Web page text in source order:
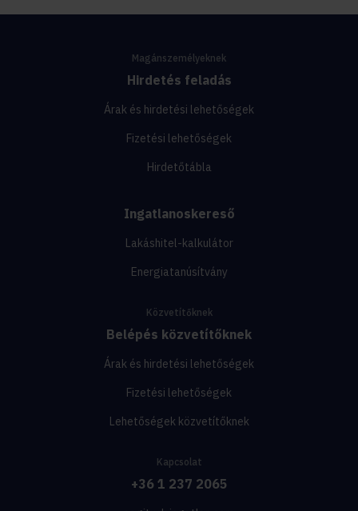
Magánszemélyeknek
Hirdetés feladás
Árak és hirdetési lehetőségek
Fizetési lehetőségek
Hirdetőtábla
Ingatlanoskereső
Lakáshitel-kalkulátor
Energiatanúsítvány
Közvetítőknek
Belépés közvetítőknek
Árak és hirdetési lehetőségek
Fizetési lehetőségek
Lehetőségek közvetítőknek
Kapcsolat
+36 1 237 2065